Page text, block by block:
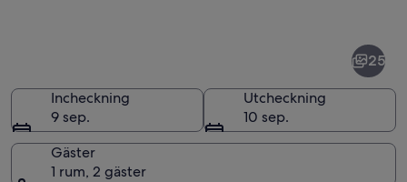
25
Incheckning
9 sep.
Utcheckning
10 sep.
Gäster
1 rum, 2 gäster